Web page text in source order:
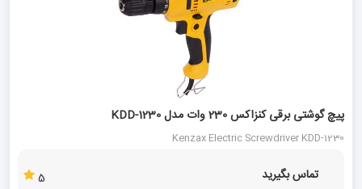
پیچ گوشتی برقی کنزاکس 230 وات مدل KDD-1230
Kenzax Electric Screwdriver KDD-1230
تماس بگیرید 5